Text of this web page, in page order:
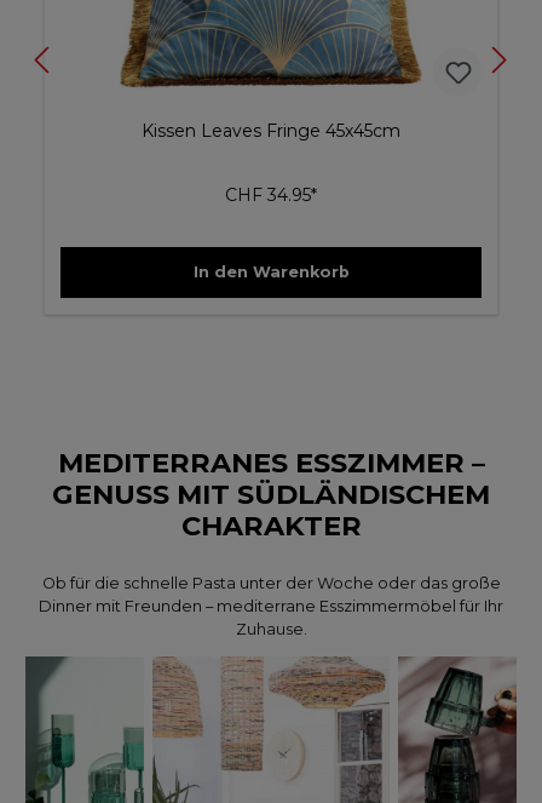
Kissen Leaves Fringe 45x45cm
CHF 34.95*
In den Warenkorb
MEDITERRANES ESSZIMMER –
GENUSS MIT SÜDLÄNDISCHEM
CHARAKTER
Ob für die schnelle Pasta unter der Woche oder das große
Dinner mit Freunden – mediterrane Esszimmermöbel für Ihr
Zuhause.